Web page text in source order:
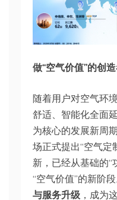
做“空气价值”的创
随着用户对空气环
舒适、智能化全面
为核心的发展新周
场正式提出“空气定
新，已经从基础的“
“空气价值”的新阶
与服务升级 ，成为